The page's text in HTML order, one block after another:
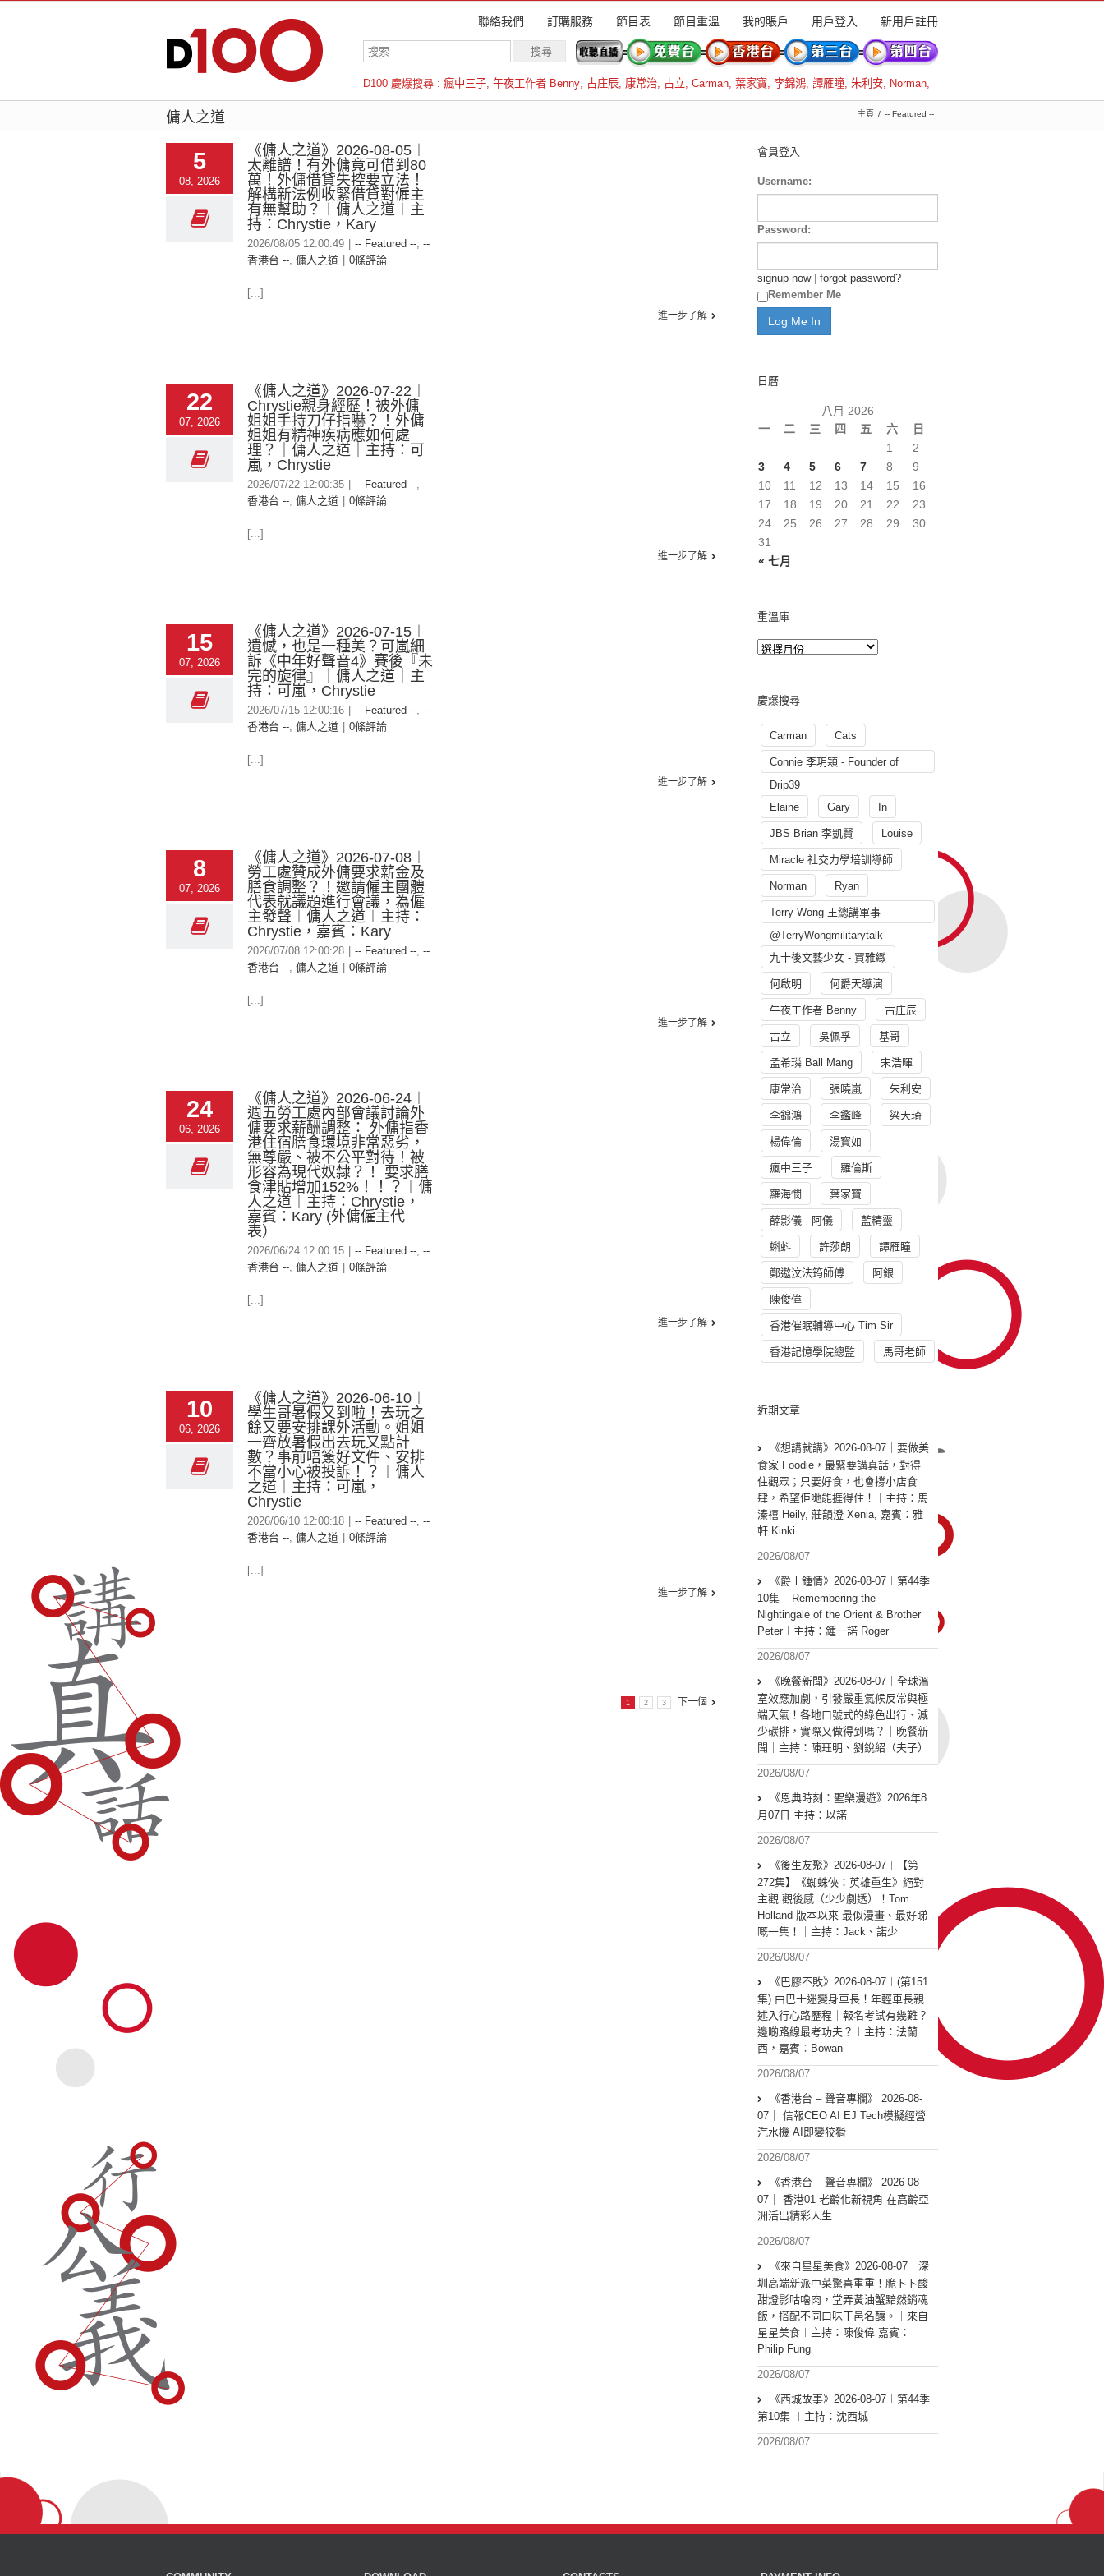
聯絡我們 訂購服務 節目表 節目重溫 我的賬戶 用戶登入 新用戶註冊
D100 慶爆搜尋 : 瘋中三子, 午夜工作者 Benny, 古庄辰, 康常治, 古立, Carman, 葉家寶, 李錦鴻, 譚雁瞳, 朱利安, Norman,
羅倫斯
傭人之道 主頁 -- Featured --
5
08, 2026
《傭人之道》2026-08-05︱
太離譜！有外傭竟可借到80
萬！外傭借貸失控要立法！
解構新法例收緊借貸對僱主
有無幫助？︱傭人之道︱主
持：Chrystie，Kary
2026/08/05 12:00:49 -- Featured --, --
香港台 --, 傭人之道 0條評論
[...]
進一步了解
22
07, 2026
《傭人之道》2026-07-22︱
Chrystie親身經歷！被外傭
姐姐手持刀仔指嚇？！外傭
姐姐有精神疾病應如何處
理？｜傭人之道｜主持：可
嵐，Chrystie
2026/07/22 12:00:35 -- Featured --, --
香港台 --, 傭人之道 0條評論
[...]
進一步了解
15
07, 2026
《傭人之道》2026-07-15︱
遺憾，也是一種美？可嵐細
訴《中年好聲音4》賽後『未
完的旋律』｜傭人之道｜主
持：可嵐，Chrystie
2026/07/15 12:00:16 -- Featured --, --
香港台 --, 傭人之道 0條評論
[...]
進一步了解
8
07, 2026
《傭人之道》2026-07-08︱
勞工處贊成外傭要求薪金及
膳食調整？！邀請僱主團體
代表就議題進行會議，為僱
主發聲︱傭人之道︱主持：
Chrystie，嘉賓：Kary
2026/07/08 12:00:28 -- Featured --, --
香港台 --, 傭人之道 0條評論
[...]
進一步了解
24
06, 2026
《傭人之道》2026-06-24︱
週五勞工處內部會議討論外
傭要求薪酬調整： 外傭指香
港住宿膳食環境非常惡劣，
無尊嚴、被不公平對待！被
形容為現代奴隸？！ 要求膳
食津貼增加152%！！？︱傭
人之道︱主持：Chrystie，
嘉賓：Kary (外傭僱主代
表）
2026/06/24 12:00:15 -- Featured --, --
香港台 --, 傭人之道 0條評論
[...]
進一步了解
10
06, 2026
《傭人之道》2026-06-10︱
學生哥暑假又到啦！去玩之
餘又要安排課外活動。姐姐
一齊放暑假出去玩又點計
數？事前唔簽好文件、安排
不當小心被投訴！？︱傭人
之道︱主持：可嵐，
Chrystie
2026/06/10 12:00:18 -- Featured --, --
香港台 --, 傭人之道 0條評論
[...]
進一步了解
1 2 3 下一個
會員登入
Username:
Password:
signup now| forgot password?
Remember Me
日曆
八月 2026
一
二 三 四 五 六 日
« 七月
1
2
3
4 5 6 7 8
9
10
11 12 13 14 15
16
17
18 19 20 21 22
23
24
25 26 27 28 29
30
31
重溫庫
慶爆搜尋
Carman Cats
Connie 李玥穎 - Founder of
Drip39
Elaine
Gary In
JBS Brian 李凱賢 Louise
Miracle 社交力學培訓導師
Norman Ryan
Terry Wong 王總講軍事
@TerryWongmilitarytalk
九十後文藝少女 - 賈雅緻
何啟明 何爵天導演
午夜工作者 Benny 古庄辰
古立 吳佩孚 基哥
孟希璘 Ball Mang 宋浩暉
康常治 張曉嵐 朱利安
李錦鴻 李鑑峰 梁天琦
楊偉倫 湯寳如
瘋中三子 羅倫斯
羅海憫 葉家寶
薛影儀 - 阿儀 藍精靈
蝌蚪 許莎朗 譚雁瞳
鄭遨汶法筠師傅 阿銀
陳俊偉
香港催眠輔導中心 Tim Sir
香港記憶學院總監 馬哥老師
近期文章
《想講就講》2026-08-07｜要做美
食家 Foodie，最緊要講真話，對得
住觀眾；只要好食，也會撐小店食
肆，希望佢哋能捱得住！｜主持：馬
溱禧 Heily, 莊韻澄 Xenia, 嘉賓：雅
軒 Kinki
2026/08/07
《爵士鍾情》2026-08-07︱第44季
10集 – Remembering the
Nightingale of the Orient & Brother
Peter︱主持：鍾一諾 Roger
2026/08/07
《晚餐新聞》2026-08-07｜全球溫
室效應加劇，引發嚴重氣候反常與極
端天氣！各地口號式的綠色出行、減
少碳排，實際又做得到嗎？｜晚餐新
聞｜主持：陳珏明、劉銳紹（夫子）
2026/08/07
《恩典時刻：聖樂漫遊》2026年8
月07日 主持：以諾
2026/08/07
《後生友聚》2026-08-07︱【第
272集】《蜘蛛俠：英雄重生》絕對
主觀 觀後感（少少劇透）！Tom
Holland 版本以來 最似漫畫、最好睇
嘅一集！｜主持：Jack、諾少
2026/08/07
《巴膠不敗》2026-08-07︱(第151
集) 由巴士迷變身車長！年輕車長親
述入行心路歷程｜報名考試有幾難？
邊啲路線最考功夫？︱主持：法蘭
西，嘉賓︰Bowan
2026/08/07
《香港台 – 聲音專欄》 2026-08-
07｜ 信報CEO AI EJ Tech模擬經營
汽水機 AI即變狡猾
2026/08/07
《香港台 – 聲音專欄》 2026-08-
07｜ 香港01 老齡化新視角 在高齡亞
洲活出精彩人生
2026/08/07
《來自星星美食》2026-08-07︱深
圳高端新派中菜驚喜重重！脆卜卜酸
甜燈影咕嚕肉，堂弄黃油蟹黯然銷魂
飯，搭配不同口味干邑名釀。︱來自
星星美食︱主持：陳俊偉 嘉賓：
Philip Fung
2026/08/07
《西城故事》2026-08-07︱第44季
第10集 ︱主持：沈西城
2026/08/07